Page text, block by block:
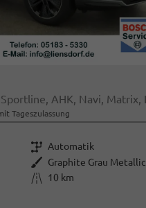
Tageszulassung
Getriebe Automatik
Außenfarbe Graphite Grau Metallic
Kilometerstand 10 km